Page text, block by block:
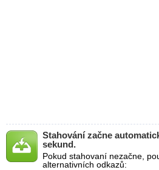
Stahování začne
sekund.
Pokud stahovaní nezačne,
alternativních odkazů: